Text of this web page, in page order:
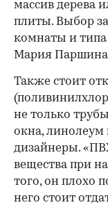
массив дерева
плиты. Выбор
комнаты и типа
Мария
Также стоит
не только
окна, линолеум
дизайнеры.
вещества при
того, он плохо
него стоит